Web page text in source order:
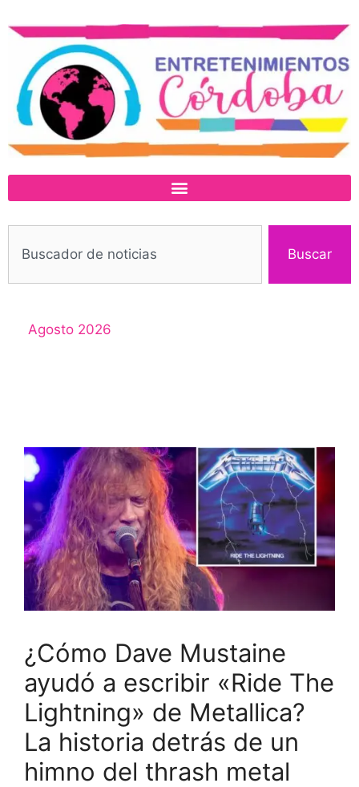
Buscar
Agosto 2026
¿Cómo Dave Mustaine
ayudó a escribir «Ride The
Lightning» de Metallica?
La historia detrás de un
himno del thrash metal